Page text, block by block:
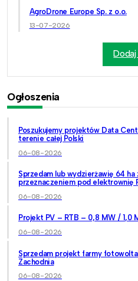
AgroDrone Europe Sp. z o.o.
13-07-2026
Ogłoszenia
Poszukujemy projektów Data
terenie całej Polski
06-08-2026
Sprzedam lub wydzierżawię 64
przeznaczeniem pod elektrownię
06-08-2026
Projekt PV – RTB – 0,8 MW / 1,0
06-08-2026
Sprzedam projekt farmy
Zachodnia
06-08-2026